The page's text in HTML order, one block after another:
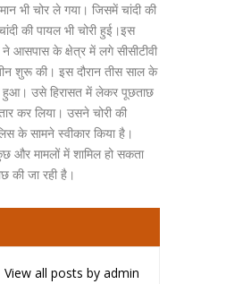
भी चोर ले गया। जिसमें चांदी की
की पायल भी चोरी हुई।इस
के क्षेत्र में लगे सीसीटीवी
शुरू की। इस दौरान तीस साल के
हुआ। उसे हिरासत में लेकर पूछताछ
कर लिया। उसने चोरी की
के सामने स्वीकार किया है।
और मामलों में शामिल हो सकता
की जा रही है।
View all posts by admin